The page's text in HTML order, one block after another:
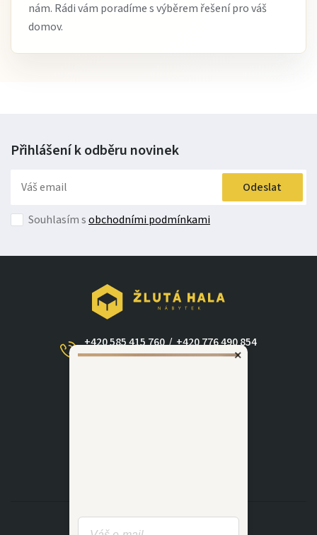
nám. Rádi vám poradíme s výběrem řešení pro váš
domov.
Přihlášení k odběru novinek
Odeslat
Souhlasím sobchodními podmínkami
+420 585 415 760
(Po - Ne 09:00-17:30)
/ +420 776 490 854
KATEGORIE
×